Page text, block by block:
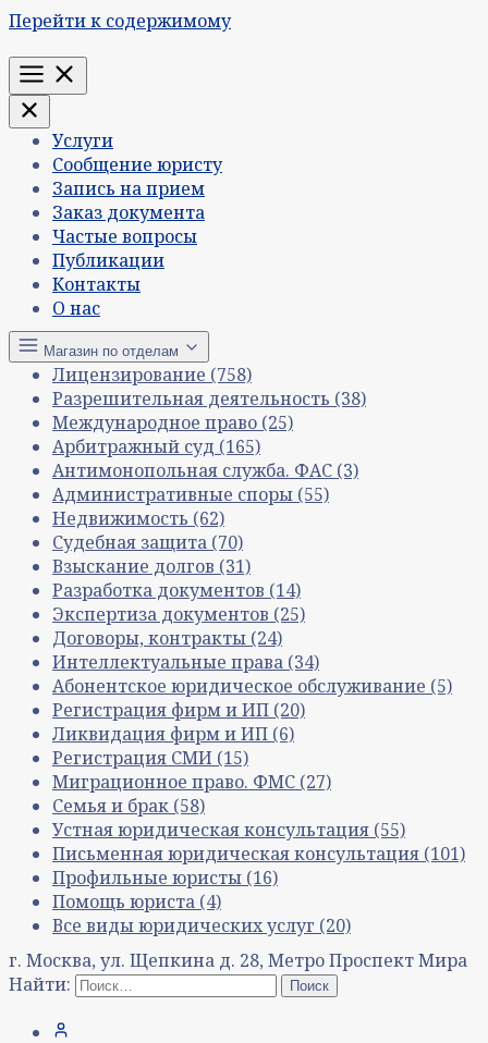
Перейти к содержимому
Меню
Услуги
Сообщение юристу
Запись на прием
Заказ документа
Частые вопросы
Публикации
Контакты
О нас
Магазин по отделам
Лицензирование (758)
Разрешительная деятельность (38)
Международное право (25)
Арбитражный суд (165)
Антимонопольная служба. ФАС (3)
Административные споры (55)
Недвижимость (62)
Судебная защита (70)
Взыскание долгов (31)
Разработка документов (14)
Экспертиза документов (25)
Договоры, контракты (24)
Интеллектуальные права (34)
Абонентское юридическое обслуживание (5)
Регистрация фирм и ИП (20)
Ликвидация фирм и ИП (6)
Регистрация СМИ (15)
Миграционное право. ФМС (27)
Семья и брак (58)
Устная юридическая консультация (55)
Письменная юридическая консультация (101)
Профильные юристы (16)
Помощь юриста (4)
Все виды юридических услуг (20)
г. Москва, ул. Щепкина д. 28, Метро Проспект Мира
Найти: